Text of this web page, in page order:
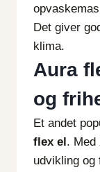
Det giver
klima.
Aura
og
Et andet
flex el. Med
udvikling og